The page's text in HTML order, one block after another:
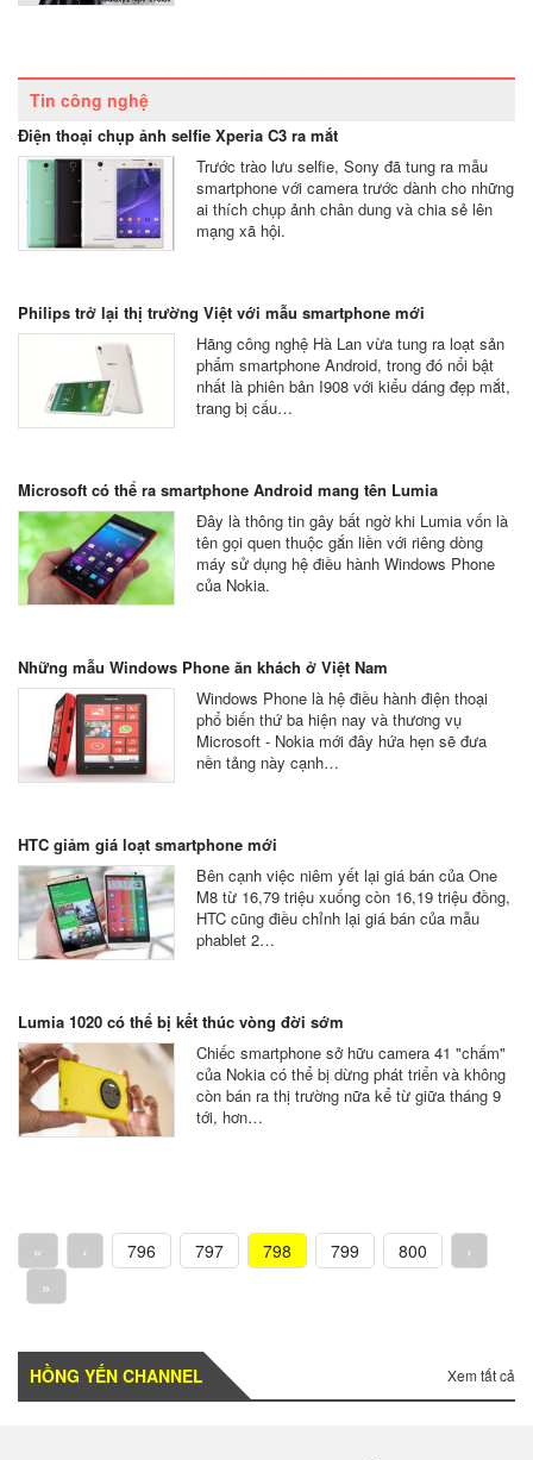
Tin công nghệ
Điện thoại chụp ảnh selfie Xperia C3 ra mắt
Trước trào lưu selfie, Sony đã tung ra mẫu
smartphone với camera trước dành cho những
ai thích chụp ảnh chân dung và chia sẻ lên
mạng xã hội.
Philips trở lại thị trường Việt với mẫu smartphone mới
Hãng công nghệ Hà Lan vừa tung ra loạt sản
phẩm smartphone Android, trong đó nổi bật
nhất là phiên bản I908 với kiểu dáng đẹp mắt,
trang bị cấu…
Microsoft có thể ra smartphone Android mang tên Lumia
Đây là thông tin gây bất ngờ khi Lumia vốn là
tên gọi quen thuộc gắn liền với riêng dòng
máy sử dụng hệ điều hành Windows Phone
của Nokia.
Những mẫu Windows Phone ăn khách ở Việt Nam
Windows Phone là hệ điều hành điện thoại
phổ biến thứ ba hiện nay và thương vụ
Microsoft - Nokia mới đây hứa hẹn sẽ đưa
nền tảng này cạnh…
HTC giảm giá loạt smartphone mới
Bên cạnh việc niêm yết lại giá bán của One
M8 từ 16,79 triệu xuống còn 16,19 triệu đồng,
HTC cũng điều chỉnh lại giá bán của mẫu
phablet 2…
Lumia 1020 có thể bị kết thúc vòng đời sớm
Chiếc smartphone sở hữu camera 41 "chấm"
của Nokia có thể bị dừng phát triển và không
còn bán ra thị trường nữa kể từ giữa tháng 9
tới, hơn…
« ‹ 796 797 798 799 800
›
»
HỒNG YẾN CHANNEL Xem tất cả